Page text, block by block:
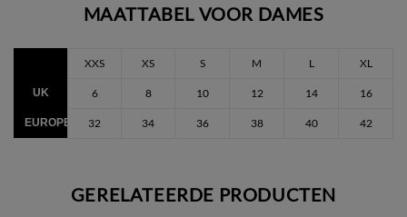
MAATTABEL VOOR DAMES
XXS XS S M L XL
UK 6 8 10 12 14 16
EUROPEES 32 34 36 38 40 42
GERELATEERDE PRODUCTEN